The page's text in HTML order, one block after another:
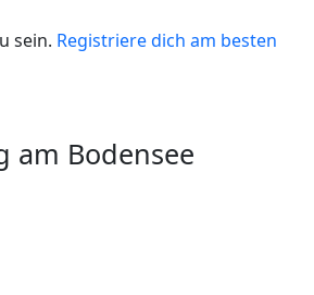
sein. Registriere dich am besten
am Bodensee